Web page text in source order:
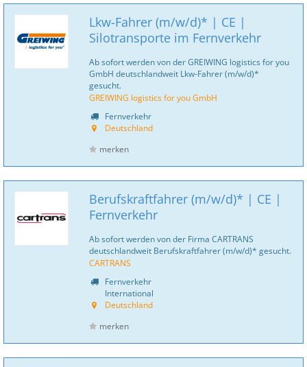
Lkw-Fahrer (m/w/d)* | CE |
Silotransporte im Fernverkehr
Ab sofort werden von der GREIWING logistics for you
GmbH deutschlandweit Lkw-Fahrer (m/w/d)*
gesucht.
GREIWING logistics for you GmbH
Fernverkehr
Deutschland
merken
Berufskraftfahrer (m/w/d)* | CE |
Fernverkehr
Ab sofort werden von der Firma CARTRANS
deutschlandweit Berufskraftfahrer (m/w/d)* gesucht.
CARTRANS
Fernverkehr
International
Deutschland
merken